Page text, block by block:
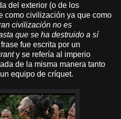
del exterior (o de los
como civilización ya que como
civilización no es
que se ha destruido a sí
fue escrita por un
y se refería al imperio
de la misma manera tanto
equipo de críquet.